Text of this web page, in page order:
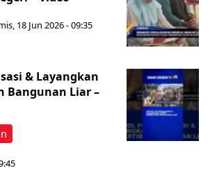
18 Jun 2026 - 09:35
& Layangkan
Bangunan Liar –